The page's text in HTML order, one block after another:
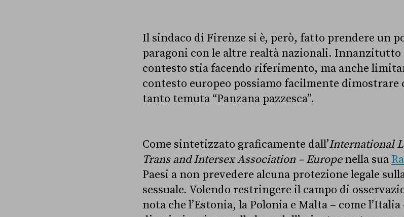
Il sindaco di Firenze si è, però, fatto prendere un
paragoni con le altre realtà nazionali. Innanzitutto
contesto stia facendo riferimento, ma anche
contesto europeo possiamo facilmente dimostrare
tanto temuta “Panzana pazzesca”.
Come sintetizzato graficamente dall’International
Trans and Intersex Association – Europenella sua
Paesi a non prevedere alcuna protezione legale
sessuale. Volendo restringere il campo di
nota che l’Estonia, la Polonia e Malta – come